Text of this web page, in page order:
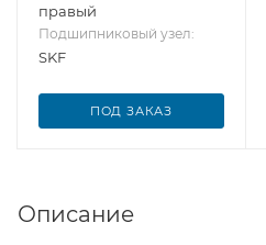
правый
Подшипниковый узел:
SKF
ПОД ЗАКАЗ
Описание